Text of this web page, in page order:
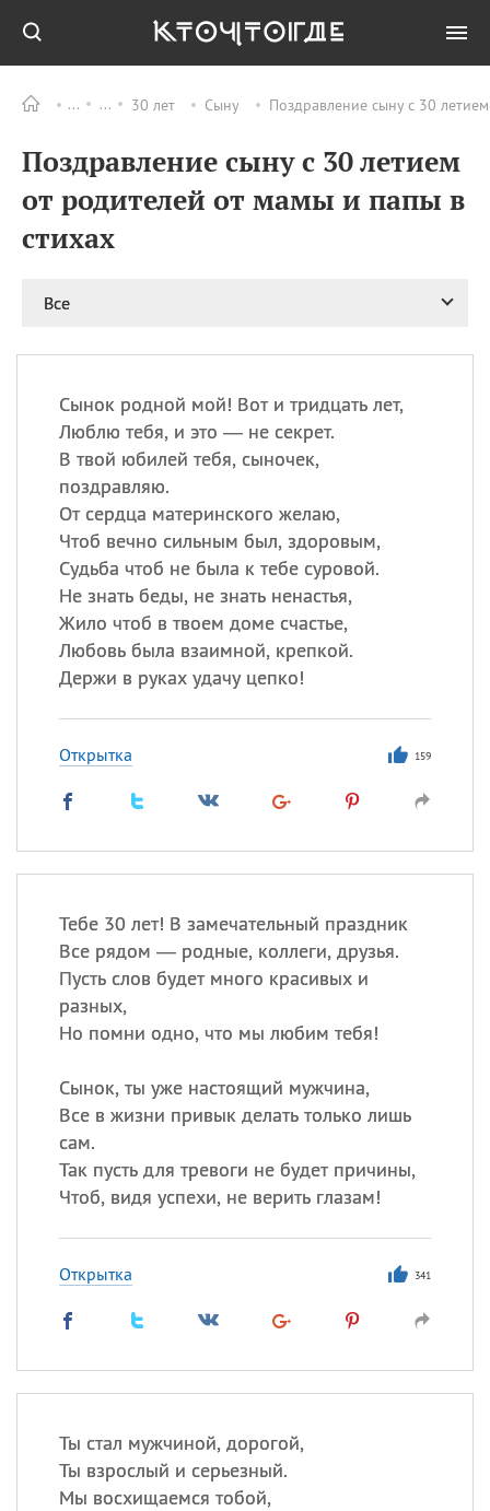
30 лет Сыну Поздравление сыну с 30
Поздравление сыну с 30 летием
от родителей от мамы и папы в
стихах
Все
Сынок родной мой! Вот и тридцать лет,
Люблю тебя, и это — не секрет.
В твой юбилей тебя, сыночек,
поздравляю.
От сердца материнского желаю,
Чтоб вечно сильным был, здоровым,
Судьба чтоб не была к тебе суровой.
Не знать беды, не знать ненастья,
Жило чтоб в твоем доме счастье,
Любовь была взаимной, крепкой.
Держи в руках удачу цепко!
Открытка 159
Тебе 30 лет! В замечательный праздник
Все рядом — родные, коллеги, друзья.
Пусть слов будет много красивых и
разных,
Но помни одно, что мы любим тебя!
Сынок, ты уже настоящий мужчина,
Все в жизни привык делать только лишь
сам.
Так пусть для тревоги не будет причины,
Чтоб, видя успехи, не верить глазам!
Открытка 341
Ты стал мужчиной, дорогой,
Ты взрослый и серьезный.
Мы восхищаемся тобой,
ПРАЗДНИКИ Все
06.08 Преображение
Господне у западных
христиан
07.08 День ассирийских
07.08 Национальный день
маяка
07.08 Годовщина битвы при
ИМЕНА
Сегодня празднуют именины
Анатолий, Афанасий,
,Еще
Посмотреть значение